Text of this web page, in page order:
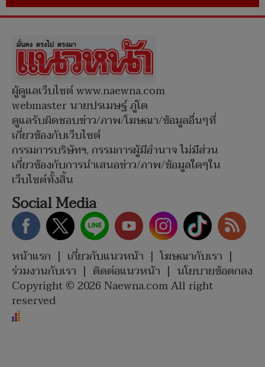
ผู้ดูแลเว็บไซต์ www.naewna.com
webmaster นายปรเมษฐ์ ภู่โต
ดูแลรับผิดชอบข่าว/ภาพ/โฆษณา/ข้อมูลอื่นๆที่
เกี่ยวข้องกับเว็บไซต์
กรรมการบริษัทฯ, กรรมการผู้มีอำนาจ ไม่มีส่วน
เกี่ยวข้องกับการนำเสนอข่าว/ภาพ/ข้อมูลใดๆใน
เว็บไซต์ทั้งสิ้น
Social Media
หน้าแรก | เกี่ยวกับแนวหน้า | โฆษณากับเรา |
ร่วมงานกับเรา | ติดต่อแนวหน้า | นโยบายข้อตกลง
Copyright © 2026 Naewna.com All right
reserved